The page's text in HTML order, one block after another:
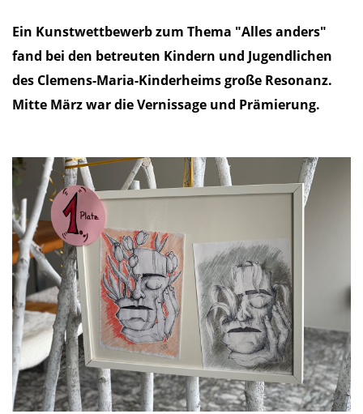
Ein Kunstwettbewerb zum Thema "Alles anders"
fand bei den betreuten Kindern und Jugendlichen
des Clemens-Maria-Kinderheims große Resonanz.
Mitte März war die Vernissage und Prämierung.